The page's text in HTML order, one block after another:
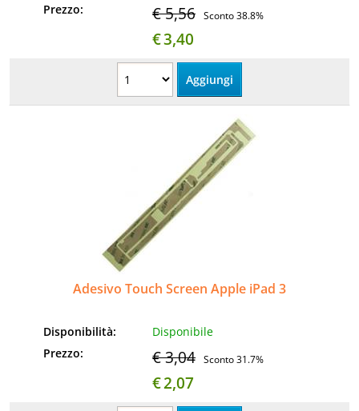
Prezzo:
€ 5,56 Sconto 38.8%
€3,40
Adesivo Touch Screen Apple iPad 3
Disponibilità:
Disponibile
Prezzo:
€ 3,04 Sconto 31.7%
€2,07